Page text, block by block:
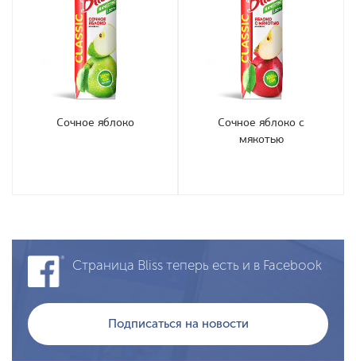
Сочное яблоко
Сочное яблоко с
мякотью
Страница Bliss теперь есть и в Facebook
Подписаться на новости